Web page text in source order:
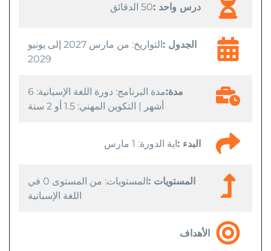
درس واحد : 50 الدقائق
الجدول :
التواريخ: من مارس 2027 إلى يونيو
2029
مدة:
مدة البرنامج: دورة اللغة الإسبانية: 6
أشهر | التكوين المهني: 1.5 أو 2 سنة
البدء : اية الدورة: 1 مارس
المستويات :
المستويات: من المستوى 0 في
اللغة الإسبانية
الأهداف